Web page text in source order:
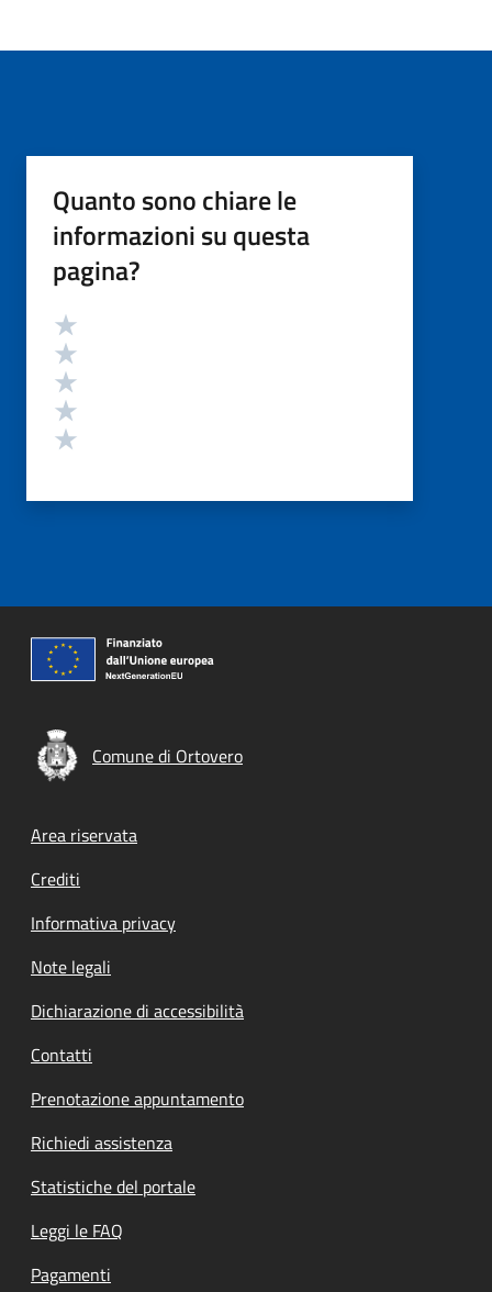
Quanto sono chiare le
informazioni su questa
pagina?
Valutazione
Comune di Ortovero
Footer menu
Area riservata
Crediti
Informativa privacy
Note legali
Dichiarazione di accessibilità
Contatti
Prenotazione appuntamento
Richiedi assistenza
Statistiche del portale
Leggi le FAQ
Pagamenti